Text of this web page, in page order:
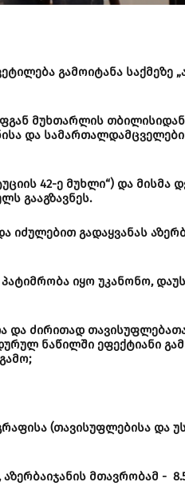
გამოიტანა საქმეზე
მუხთარლის
და
42-ე მუხლი“) და
გააგზავნეს.
გადაყვანას
იყო უკანონო,
ძირითად თავისუფლებათა
ნაწილში ეფექტიანი
(თავისუფლებისა
მთავრობამ -